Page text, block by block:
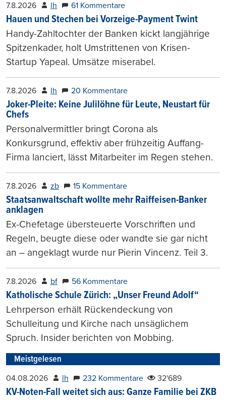
7.8.2026 lh 61 Kommentare
Hauen und Stechen bei Vorzeige-Payment Twint
Handy-Zahltochter der Banken kickt langjährige
Spitzenkader, holt Umstrittenen von Krisen-
Startup Yapeal. Umsätze miserabel.
7.8.2026 lh 20 Kommentare
Joker-Pleite: Keine Julilöhne für Leute, Neustart für
Chefs
Personalvermittler bringt Corona als
Konkursgrund, effektiv aber frühzeitig Auffang-
Firma lanciert, lässt Mitarbeiter im Regen stehen.
7.8.2026 zb 15 Kommentare
Staatsanwaltschaft wollte mehr Raiffeisen-Banker
anklagen
Ex-Chefetage übersteuerte Vorschriften und
Regeln, beugte diese oder wandte sie gar nicht
an – angeklagt wurde nur Pierin Vincenz. Teil 3.
7.8.2026 bf 56 Kommentare
Katholische Schule Zürich: „Unser Freund Adolf“
Lehrperson erhält Rückendeckung von
Schulleitung und Kirche nach unsäglichem
Spruch. Insider berichten von Mobbing.
Meistgelesen
04.08.2026 lh 232 Kommentare 32'689
KV-Noten-Fall weitet sich aus: Ganze Familie bei ZKB